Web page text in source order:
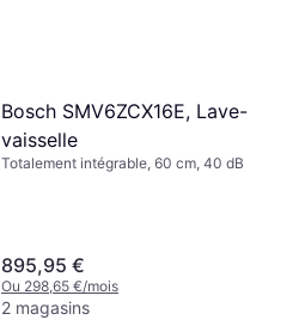
Bosch SMV6ZCX16E, Lave-
vaisselle
Totalement intégrable, 60 cm, 40 dB
895,95 €
Ou 298,65 €/mois
2 magasins